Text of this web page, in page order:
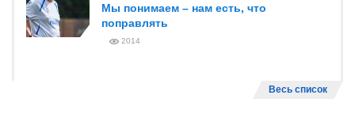
Мы понимаем – нам есть, что
поправлять
2014
Весь список